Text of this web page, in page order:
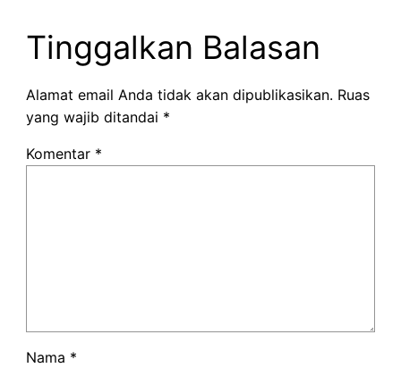
Tinggalkan Balasan
Alamat email Anda tidak akan dipublikasikan. Ruas
yang wajib ditandai *
Komentar *
Nama *